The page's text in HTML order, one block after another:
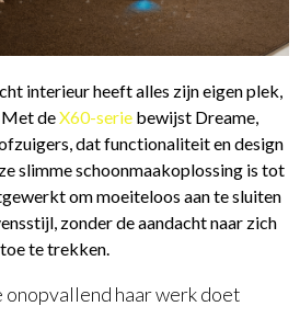
interieur heeft alles zijn eigen plek,
deX60-serie bewijst Dreame,
dat functionaliteit en design
slimme schoonmaakoplossing is tot
om moeiteloos aan te sluiten
zonder de aandacht naar zich
toe te trekken.
onopvallend haar werk doet